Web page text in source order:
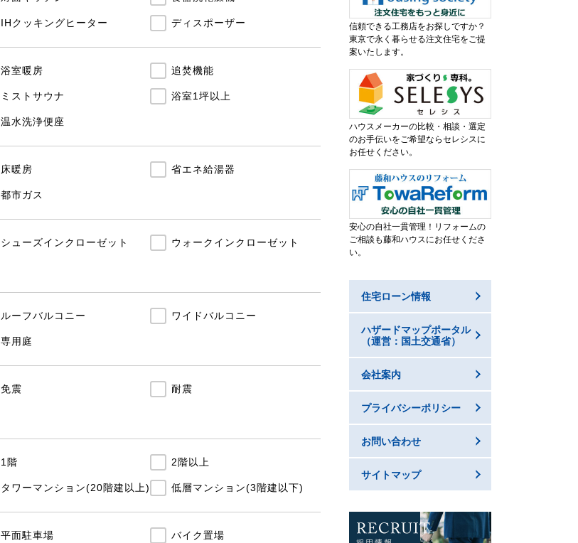
IHクッキングヒーター ディスポーザー
浴室暖房 追焚機能
ミストサウナ 浴室1坪以上
温水洗浄便座
床暖房 省エネ給湯器
都市ガス
シューズインクローゼット ウォークインクローゼット
ルーフバルコニー ワイドバルコニー
専用庭
免震 耐震
1階 2階以上
タワーマンション(20階建以上) 低層マンション(3階建以下)
平面駐車場 バイク置場
信頼できる工務店をお探しですか？
東京で永く暮らせる注文住宅をご提
案いたします。
ハウスメーカーの比較・相談・選定
のお手伝いをご希望ならセレシスに
お任せください。
安心の自社一貫管理！リフォームの
ご相談も藤和ハウスにお任せくださ
い。
住宅ローン情報
ハザードマップポータル
（運営：国土交通省）
会社案内
プライバシーポリシー
お問い合わせ
サイトマップ